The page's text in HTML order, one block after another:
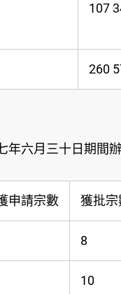
107
260
年六月三十日期間
申請宗數 獲批宗
8
10